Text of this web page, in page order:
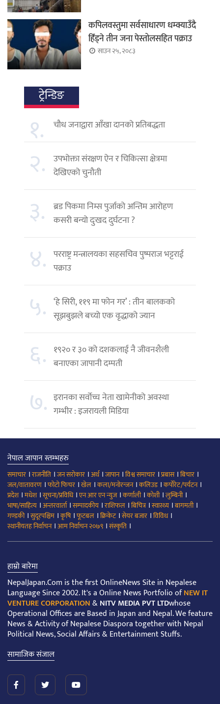
कपिलवस्तुमा सर्वसाधारण धम्क्याउँदै
हिँड्ने तीन जना पेस्तोलसहित पक्राउ
साउन २५, २०८३
ट्रेन्डिङ
१. चौध जनाद्वारा आँखा दानको प्रतिबद्धता
२. उपभोक्ता संरक्षण ऐन र चिकित्सा क्षेत्रमा
देखिएको चुनौती
३.
ब्रड पिकमा निम्स पुर्जाको अन्तिम आरोहण
कसरी बन्यो दुःखद दुर्घटना ?
४. परराष्ट्र मन्त्रालयका सहसचिव पुष्पराज भट्टराई
पक्राउ
५. ‘हे सिरी, ११९ मा फोन गर’ : तीन बालकको
सूझबुझले बच्यो एक वृद्धाको ज्यान
६. १९२० र ३० को दशकलाई नै जीवनशैली
बनाएका जापानी दम्पती
७. इरानका सर्वोच्च नेता खामेनीको अवस्था
गम्भीर : इजरायली मिडिया
नेपाल जापान स्तम्भहरु
समाचार ।राजनीति ।जन सरोकार ।अर्थ।जापान।विश्व समाचार ।प्रबास।बिचार ।
जल/वातावरण ।फोटो फिचर ।खेल ।कला/मनोरन्जन।कलिउड।कर्पोरेट/पर्यटन।
प्रदेश।मधेश।सूचना/प्रविधि।एन आर एन न्युज।कर्णाली।कोशी।लुम्बिनी।
भाषा/साहित्य ।अन्तरवार्ता।सम्पादकीय ।राशिफल ।बिचित्र।स्वास्थ्य ।बागमती।
गण्डकी।सुदूरपश्चिम ।कृषि।फूटबल ।क्रिकेट।सेयर बजार ।विविध।
स्थानीयतह निर्वाचन।आम निर्वाचन २०७९ ।संस्कृति ।
हाम्रो बारेमा
NepalJapan.Com is the first OnlineNews Site in Nepalese
Language Since 2002. It's a Online News Portfolio ofNEW IT
VENTURE CORPORATION&NITV MEDIA PVT LTDwhose
Operational Offices are Based in Japan and Nepal. We feature
News & Activity of Nepalese Diaspora together with Nepal
Political News, Social Affairs & Entertainment Stuffs.
सामाजिक संजाल